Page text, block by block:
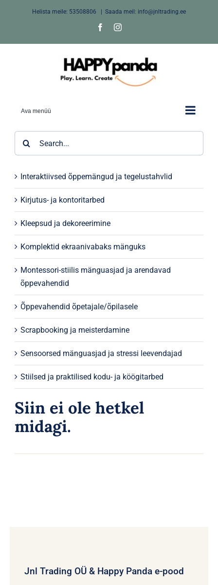
Helista meile: 53508806 Saada meil: info@jnltrading.ee
FacebookInstagram
Ava menüü
Interaktiivsed õppemängud ja tegelustahvlid
Kirjutus- ja kontoritarbed
Kleepsud ja dekoreerimine
Komplektid ekraanivabaks mänguks
Montessori-stiilis mänguasjad ja arendavad
õppevahendid
Õppevahendid õpetajale/õpilasele
Scrapbooking ja meisterdamine
Sensoorsed mänguasjad ja stressi leevendajad
Stiilsed ja praktilised kodu- ja köögitarbed
Siin ei ole hetkel
midagi.
Jnl Trading OÜ & Happy Panda e-pood